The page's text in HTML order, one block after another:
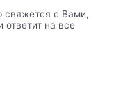
свяжется с Вами,
на все